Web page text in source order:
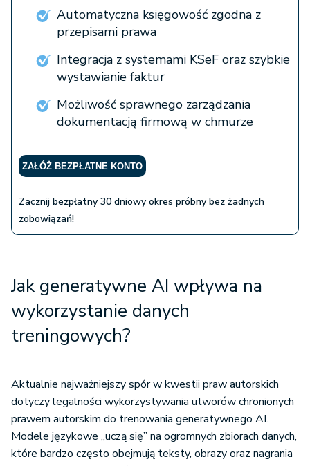
przepisami prawa
wystawianie faktur
dokumentacją firmową w chmurze
zobowiązań!
wykorzystanie danych
treningowych?
dotyczy legalności wykorzystywania utworów chronionych
prawem autorskim do trenowania generatywnego AI.
Modele językowe „uczą się” na ogromnych zbiorach danych,
które bardzo często obejmują teksty, obrazy oraz nagrania
objęte prawem własności intelektualnej.